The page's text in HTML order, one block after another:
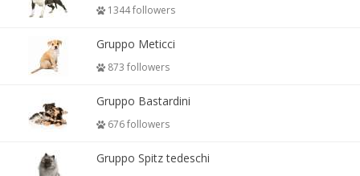
1344 followers
Gruppo Meticci
873 followers
Gruppo Bastardini
676 followers
Gruppo Spitz tedeschi